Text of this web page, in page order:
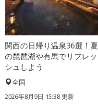
関西の日帰り温泉36選！夏
の琵琶湖や有馬でリフレッ
シュしよう
全国
2026年8月9日 15:38更新